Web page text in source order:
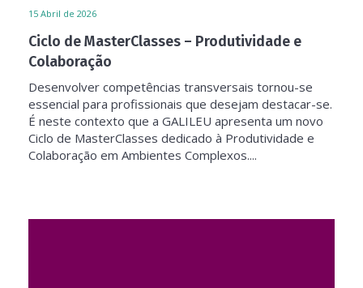
15 Abril de 2026
Ciclo de MasterClasses – Produtividade e
Colaboração
Desenvolver competências transversais tornou-se
essencial para profissionais que desejam destacar-se.
É neste contexto que a GALILEU apresenta um novo
Ciclo de MasterClasses dedicado à Produtividade e
Colaboração em Ambientes Complexos....